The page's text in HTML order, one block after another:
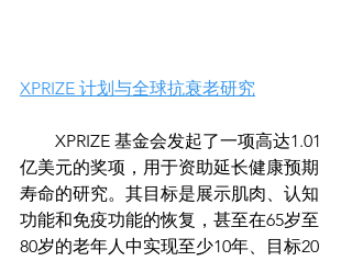
XPRIZE 计划与全球抗衰老研究
XPRIZE 基金会发起了一项高达1.01
亿美元的奖项，用于资助延长健康预期
寿命的研究。其目标是展示肌肉、认知
功能和免疫功能的恢复，甚至在65岁至
80岁的老年人中实现至少10年、目标20